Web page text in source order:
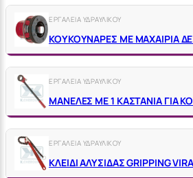
ΕΡΓΑΛΕΙΑ ΥΔΡΑΥΛΙΚΟΥ
ΕΡΓΑΛΕΙΑ ΥΔΡΑΥΛΙΚΟΥ
ΕΡΓΑΛΕΙΑ ΥΔΡΑΥΛΙΚΟΥ
ΚΛΕΙΔΙ ΑΛΥΣΙΔΑΣ GRIPPING